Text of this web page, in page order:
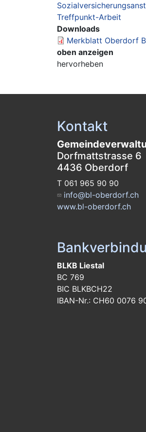
Treffpunkt-Arbeit
Downloads
Merkblatt Oberdorf
oben anzeigen
hervorheben
Kontakt
Dorfmattstrasse 6
4436 Oberdorf
T 061 965 90 90
info@bl-oberdorf.ch
www.bl-oberdorf.ch
BLKB Liestal
BC 769
BIC BLKBCH22
IBAN-Nr.: CH60 0076